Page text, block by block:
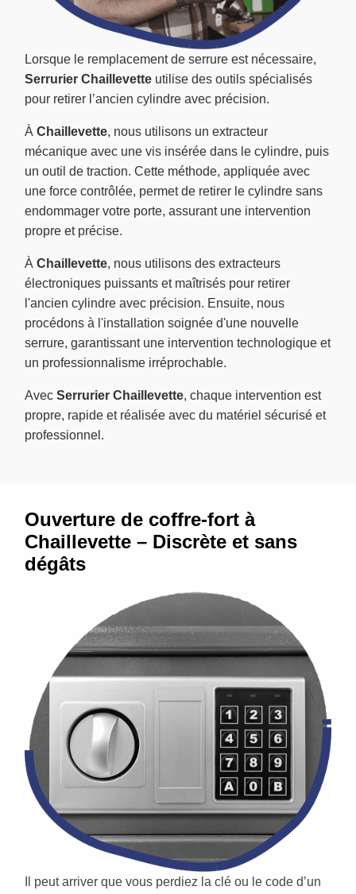
Lorsque le remplacement de serrure est nécessaire,
Serrurier Chaillevette utilise des outils spécialisés
pour retirer l’ancien cylindre avec précision.
À Chaillevette, nous utilisons un extracteur
mécanique avec une vis insérée dans le cylindre, puis
un outil de traction. Cette méthode, appliquée avec
une force contrôlée, permet de retirer le cylindre sans
endommager votre porte, assurant une intervention
propre et précise.
À Chaillevette, nous utilisons des extracteurs
électroniques puissants et maîtrisés pour retirer
l'ancien cylindre avec précision. Ensuite, nous
procédons à l'installation soignée d'une nouvelle
serrure, garantissant une intervention technologique et
un professionnalisme irréprochable.
Avec Serrurier Chaillevette, chaque intervention est
propre, rapide et réalisée avec du matériel sécurisé et
professionnel.
Ouverture de coffre-fort à
Chaillevette – Discrète et sans
dégâts
Il peut arriver que vous perdiez la clé ou le code d’un